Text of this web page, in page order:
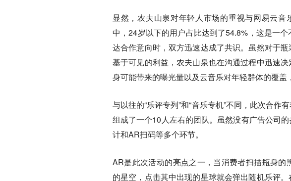
显然，农夫山泉对年轻人市场的重视与网易云
中，24岁以下的用户占比达到了54.8%，这是一
达合作意向时，双方迅速达成了共识。虽然对于
基于可见的利益，农夫山泉也在沟通过程中迅速
身可能带来的曝光量以及云音乐对年轻群体的覆盖
与以往的“乐评专列”和“音乐专机”不同，此次合
组成了一个10人左右的团队。虽然没有广告公司
计和AR扫码等多个环节。
AR是此次活动的亮点之一，当消费者扫描瓶身
的星空，点击其中出现的星球就会弹出随机乐评